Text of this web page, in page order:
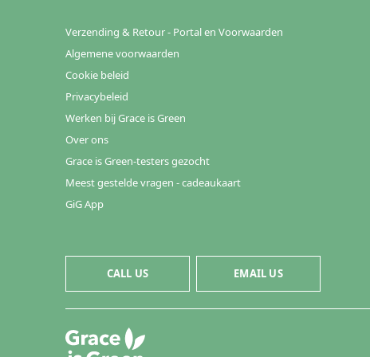
Verzending & Retour - Portal en Voorwaarden
Algemene voorwaarden
Cookie beleid
Privacybeleid
Werken bij Grace is Green
Over ons
Grace is Green-testers gezocht
Meest gestelde vragen - cadeaukaart
GiG App
CALL US EMAIL US